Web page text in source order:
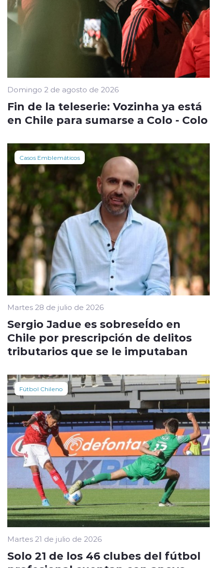
Domingo 2 de agosto de 2026
Fin de la teleserie: Vozinha ya está
en Chile para sumarse a Colo - Colo
Casos Emblemáticos
Martes 28 de julio de 2026
Sergio Jadue es sobreseÍdo en
Chile por prescripción de delitos
tributarios que se le imputaban
Fútbol Chileno
Martes 21 de julio de 2026
Solo 21 de los 46 clubes del fútbol